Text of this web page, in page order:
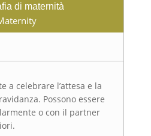
di maternità
a celebrare l’attesa e la
Possono essere
o con il partner